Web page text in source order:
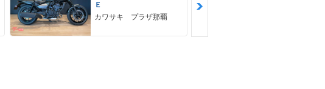
Ｅ
カワサキ プラザ那覇